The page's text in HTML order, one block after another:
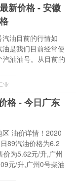
新价格 - 安徽
油目前的行情如
是我们目前经常使
油油号。从目前的
业
格 - 今日广东
油价详情！2020
89汽油价格为6.2
价为5.62元/升,广州
元/升,广州0号柴油